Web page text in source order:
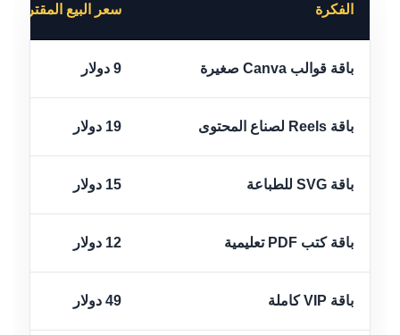
الفكرة سعر البيع المقترح
باقة قوالب Canva صغيرة 9 دولار
باقة Reels لصناع المحتوى 19 دولار
باقة SVG للطباعة 15 دولار
باقة كتب PDF تعليمية 12 دولار
باقة VIP كاملة 49 دولار